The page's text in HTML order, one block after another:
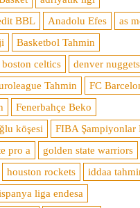
BBL
Anadolu Efes
as
Basketbol Tahmin
boston celtics
denver nuggets
Tahmin
FC
Fenerbahçe Beko
köşesi
FIBA Şampiyonlar
pro a
golden state warriors
houston rockets
iddaa
liga endesa